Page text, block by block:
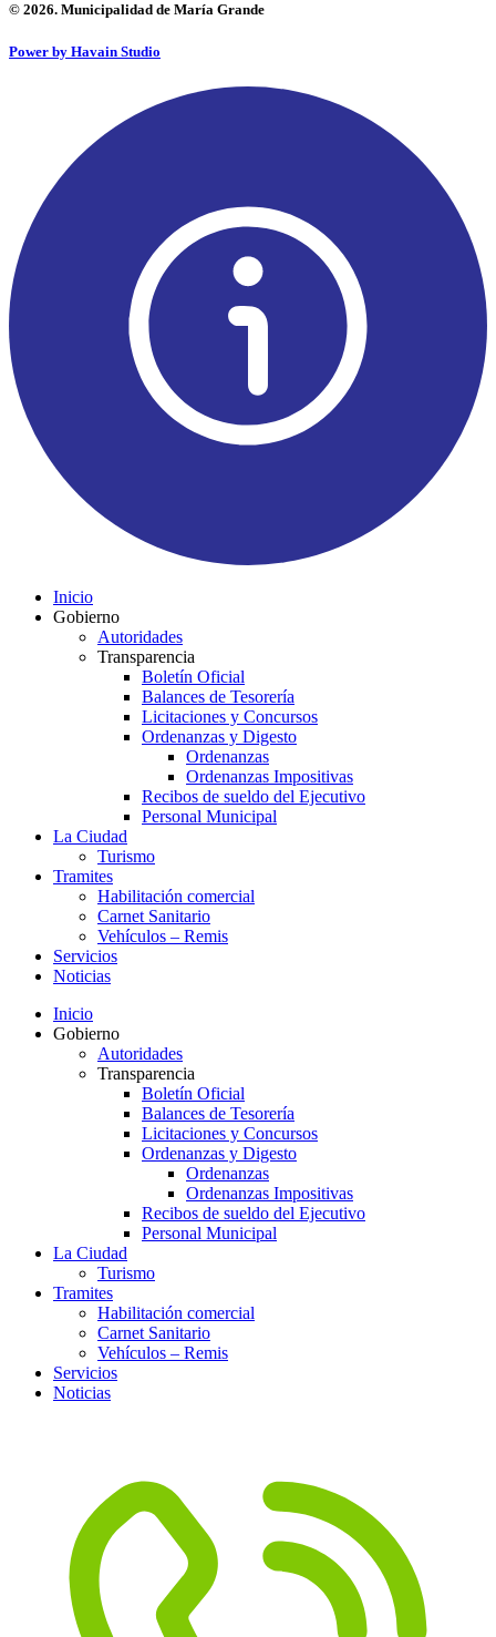
© 2026. Municipalidad de María Grande
Power by Havain Studio
Inicio
Gobierno
Autoridades
Transparencia
Boletín Oficial
Balances de Tesorería
Licitaciones y Concursos
Ordenanzas y Digesto
Ordenanzas
Ordenanzas Impositivas
Recibos de sueldo del Ejecutivo
Personal Municipal
La Ciudad
Turismo
Tramites
Habilitación comercial
Carnet Sanitario
Vehículos – Remis
Servicios
Noticias
Inicio
Gobierno
Autoridades
Transparencia
Boletín Oficial
Balances de Tesorería
Licitaciones y Concursos
Ordenanzas y Digesto
Ordenanzas
Ordenanzas Impositivas
Recibos de sueldo del Ejecutivo
Personal Municipal
La Ciudad
Turismo
Tramites
Habilitación comercial
Carnet Sanitario
Vehículos – Remis
Servicios
Noticias